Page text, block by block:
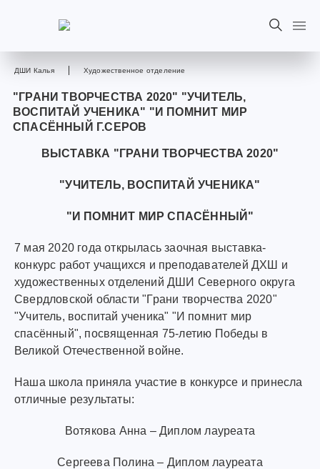
ДШИ Калья Художественное отделение
"ГРАНИ ТВОРЧЕСТВА 2020" "УЧИТЕЛЬ,
ВОСПИТАЙ УЧЕНИКА" "И ПОМНИТ МИР
СПАСЁННЫЙ Г.СЕРОВ
ВЫСТАВКА "ГРАНИ ТВОРЧЕСТВА 2020"
"УЧИТЕЛЬ, ВОСПИТАЙ УЧЕНИКА"
"И ПОМНИТ МИР СПАСЁННЫЙ"
7 мая 2020 года открылась заочная выставка-
конкурс работ учащихся и преподавателей ДХШ и
художественных отделений ДШИ Северного округа
Свердловской области "Грани творчества 2020"
"Учитель, воспитай ученика" "И помнит мир
спасённый", посвященная 75-летию Победы в
Великой Отечественной войне.
Наша школа приняла участие в конкурсе и принесла
отличные результаты:
Вотякова Анна – Диплом лауреата
Сергеева Полина – Диплом лауреата